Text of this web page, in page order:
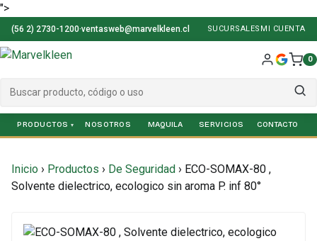
">
(56 2) 2730-1200·ventasweb@marvelkleen.cl SUCURSALES MI CUENTA
0
PRODUCTOS NOSOTROS SERVICIOS
Inicio › Productos › De Seguridad › ECO-SOMAX-80 ,
Solvente dielectrico, ecologico sin aroma P. inf 80°